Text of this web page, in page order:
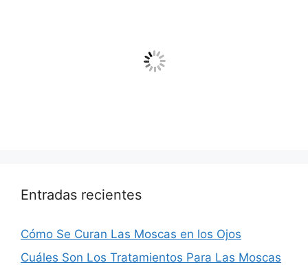
Entradas recientes
Cómo Se Curan Las Moscas en los Ojos
Cuáles Son Los Tratamientos Para Las Moscas